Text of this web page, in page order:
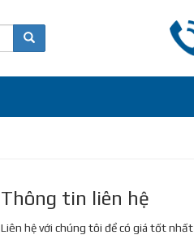
Thông tin liên hệ
Liên hệ với chúng tôi để có giá tốt nhất